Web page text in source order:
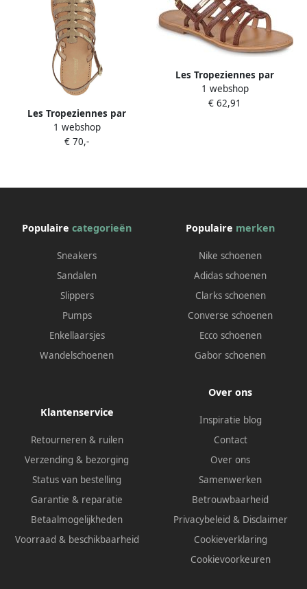
Les Tropeziennes par
M.Belarbi Platte sandalen
Hikano
1 webshop
€ 70,-
Les Tropeziennes par
M.Belarbi Platte sandalen
HIKANO
1 webshop
€ 62,91
Populaire categorieën
Sneakers
Sandalen
Slippers
Pumps
Enkellaarsjes
Wandelschoenen
Populaire merken
Nike schoenen
Adidas schoenen
Clarks schoenen
Converse schoenen
Ecco schoenen
Gabor schoenen
Klantenservice
Retourneren & ruilen
Verzending & bezorging
Status van bestelling
Garantie & reparatie
Betaalmogelijkheden
Voorraad & beschikbaarheid
Over ons
Inspiratie blog
Contact
Over ons
Samenwerken
Betrouwbaarheid
Privacybeleid & Disclaimer
Cookieverklaring
Cookievoorkeuren